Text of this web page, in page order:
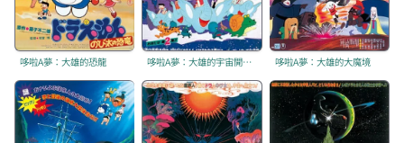
哆啦A夢：大雄的恐龍 哆啦A夢：大雄的宇宙開拓史 哆啦A夢：大雄的大魔境